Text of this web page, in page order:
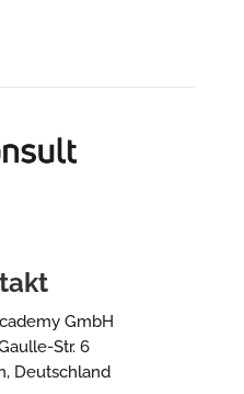
GmbH
Str. 6
Deutschland